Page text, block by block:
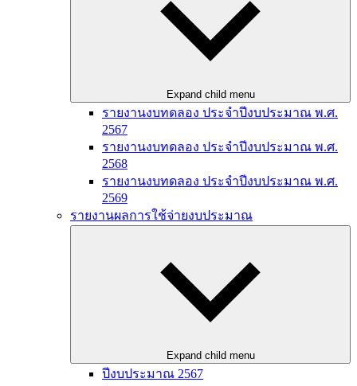
Expand child menu
รายงานงบทดลอง ประจำปีงบประมาณ พ.ศ.
2567
รายงานงบทดลอง ประจำปีงบประมาณ พ.ศ.
2568
รายงานงบทดลอง ประจำปีงบประมาณ พ.ศ.
2569
รายงานผลการใช้จ่ายงบประมาณ
Expand child menu
ปีงบประมาณ 2567